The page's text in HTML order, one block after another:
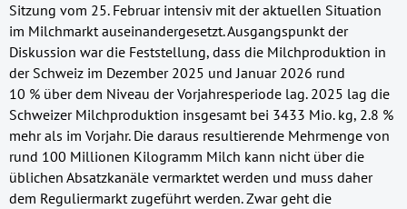
Sitzung vom 25. Februar intensiv mit der aktuellen Situation
im Milchmarkt auseinandergesetzt. Ausgangspunkt der
Diskussion war die Feststellung, dass die Milchproduktion in
der Schweiz im Dezember 2025 und Januar 2026 rund
10 % über dem Niveau der Vorjahresperiode lag. 2025 lag die
Schweizer Milchproduktion insgesamt bei 3433 Mio. kg, 2.8 %
mehr als im Vorjahr. Die daraus resultierende Mehrmenge von
rund 100 Millionen Kilogramm Milch kann nicht über die
üblichen Absatzkanäle vermarktet werden und muss daher
dem Reguliermarkt zugeführt werden. Zwar geht die